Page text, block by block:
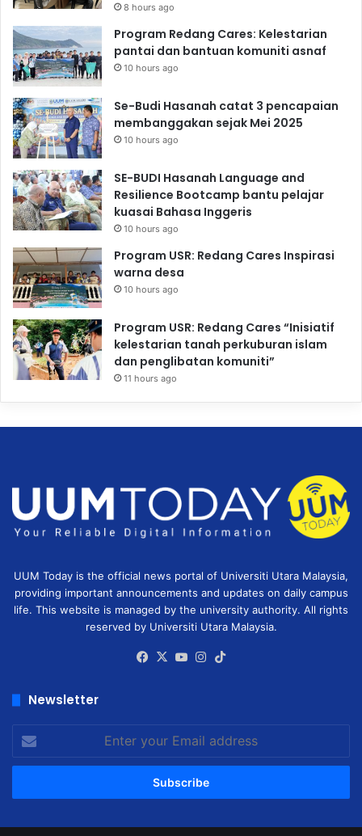
8 hours ago
Program Redang Cares: Kelestarian
pantai dan bantuan komuniti asnaf
10 hours ago
Se-Budi Hasanah catat 3 pencapaian
membanggakan sejak Mei 2025
10 hours ago
SE-BUDI Hasanah Language and
Resilience Bootcamp bantu pelajar
kuasai Bahasa Inggeris
10 hours ago
Program USR: Redang Cares Inspirasi
warna desa
10 hours ago
Program USR: Redang Cares “Inisiatif
kelestarian tanah perkuburan islam
dan penglibatan komuniti”
11 hours ago
UUM Today is the official news portal of Universiti Utara Malaysia,
providing important announcements and updates on daily campus
life. This website is managed by the university authority. All rights
reserved by Universiti Utara Malaysia.
Facebook
X YouTubeInstagram
Newsletter
your
Email